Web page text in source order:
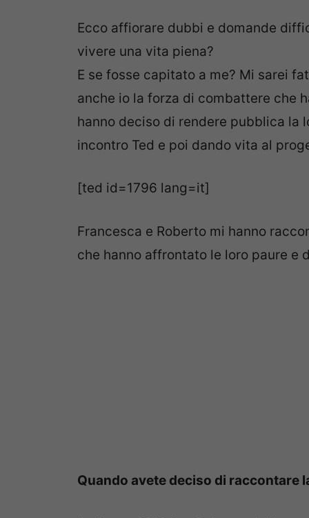
Ecco affiorare dubbi e domande
vivere una vita piena?
E se fosse capitato a me? Mi sarei
anche io la forza di combattere che
hanno deciso di rendere pubblica la
incontro Ted e poi dando vita al
[ted id=1796 lang=it]
Francesca e Roberto mi hanno
che hanno affrontato le loro paure e
Quando avete deciso di raccontare